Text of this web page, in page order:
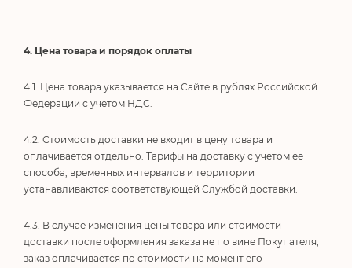
4. Цена товара и порядок оплаты
4.1. Цена товара указывается на Сайте в рублях Российской
Федерации с учетом НДС.
4.2. Стоимость доставки не входит в цену товара и
оплачивается отдельно. Тарифы на доставку с учетом ее
способа, временных интервалов и территории
устанавливаются соответствующей Службой доставки.
4.3. В случае изменения цены товара или стоимости
доставки после оформления заказа не по вине Покупателя,
заказ оплачивается по стоимости на момент его